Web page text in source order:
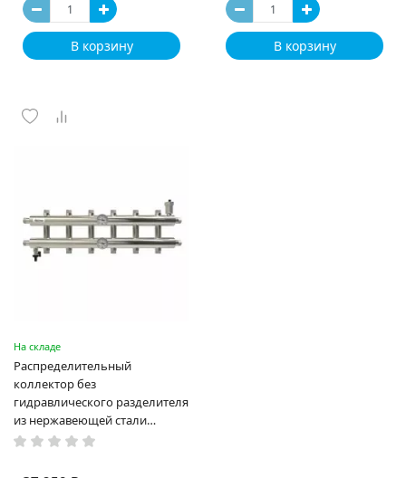
В корзину В корзину
На складе
Распределительный
коллектор без
гидравлического разделителя
из нержавеющей стали
ПроксиТерм CLASSIC GK 25-7